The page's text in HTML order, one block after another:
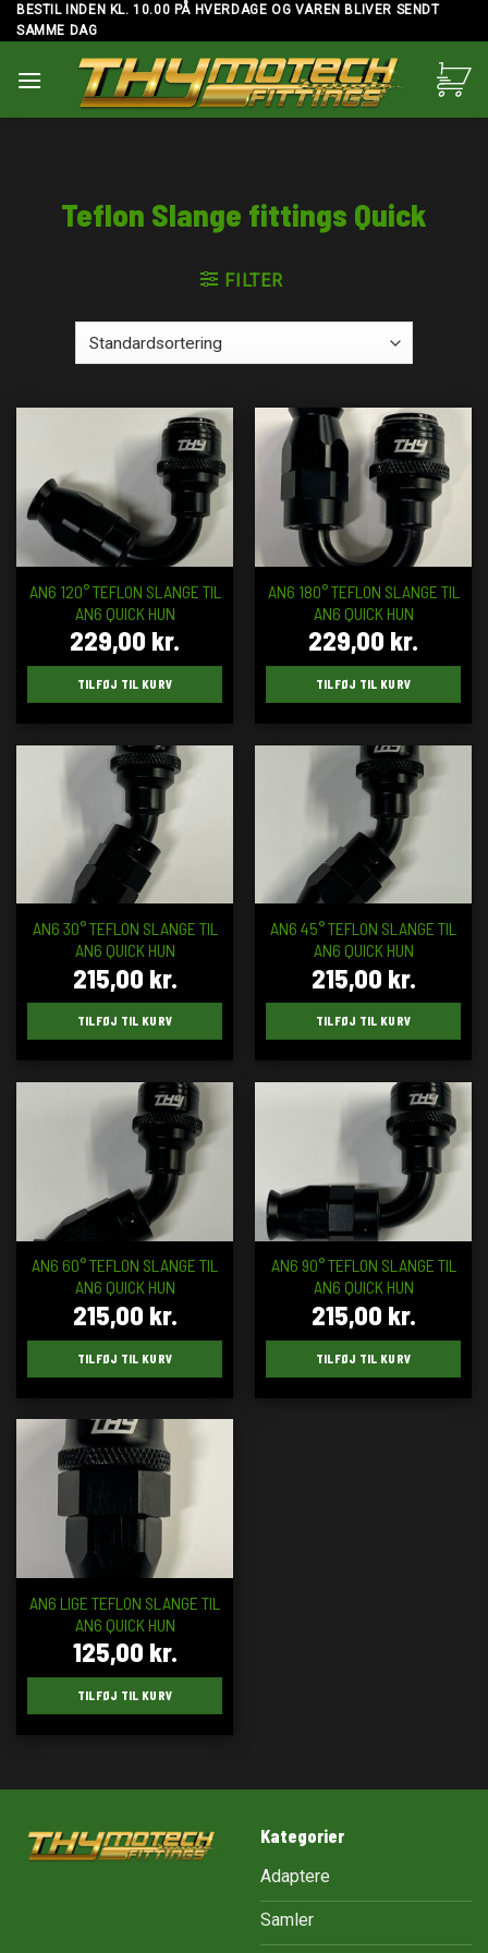
Skip
to
BESTIL INDEN KL. 10.00 PÅ HVERDAGE OG VAREN BLIVER SENDT
SAMME DAG
Teflon Slange fittings Quick
FILTER
AN6 120° TEFLON SLANGE TIL
AN6 QUICK HUN
229,00 kr.
TILFØJ TIL KURV
AN6 180° TEFLON SLANGE TIL
AN6 QUICK HUN
229,00 kr.
TILFØJ TIL KURV
AN6 30° TEFLON SLANGE TIL
AN6 QUICK HUN
215,00 kr.
TILFØJ TIL KURV
AN6 45° TEFLON SLANGE TIL
AN6 QUICK HUN
215,00 kr.
TILFØJ TIL KURV
AN6 60° TEFLON SLANGE TIL
AN6 QUICK HUN
215,00 kr.
TILFØJ TIL KURV
AN6 90° TEFLON SLANGE TIL
AN6 QUICK HUN
215,00 kr.
TILFØJ TIL KURV
AN6 LIGE TEFLON SLANGE TIL
AN6 QUICK HUN
125,00 kr.
TILFØJ TIL KURV
Kategorier
Adaptere
Samler